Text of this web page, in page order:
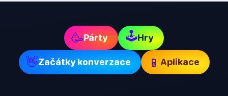
🥳Párty 🕹Hry
👋Začátky konverzace 📱 Aplikace